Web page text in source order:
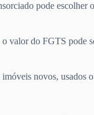
pode escolher
o valor do FGTS pode
novos, usados